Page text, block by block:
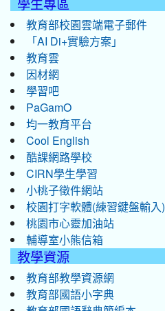
教育部校園雲端電子郵件
「AI Di+實驗方案」
教育雲
因材網
學習吧
PaGamO
均一教育平台
Cool English
酷課網路學校
CIRN學生學習
小桃子徵件網站
校園打字軟體(練習鍵盤輸入)
桃園市心靈加油站
輔導室小熊信箱
教學資源
教育部教學資源網
教育部國語小字典